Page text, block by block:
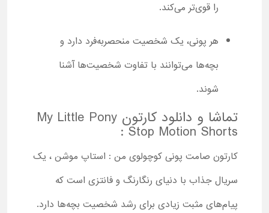
را قوی‌تر می‌کند.
هر پونی، یک شخصیت منحصربه‌فرد دارد و
بچه‌ها می‌توانند با تفاوت شخصیت‌ها آشنا
شوند.
تماشا و دانلود کارتون My Little Pony
: Stop Motion Shorts
کارتون صامت پونی کوچولوی من : استاپ موشن ، یک
سریال جذاب با دنیای رنگارنگ و فانتزی است که
پیام‌های مثبت زیادی برای رشد شخصیت بچه‌ها دارد.